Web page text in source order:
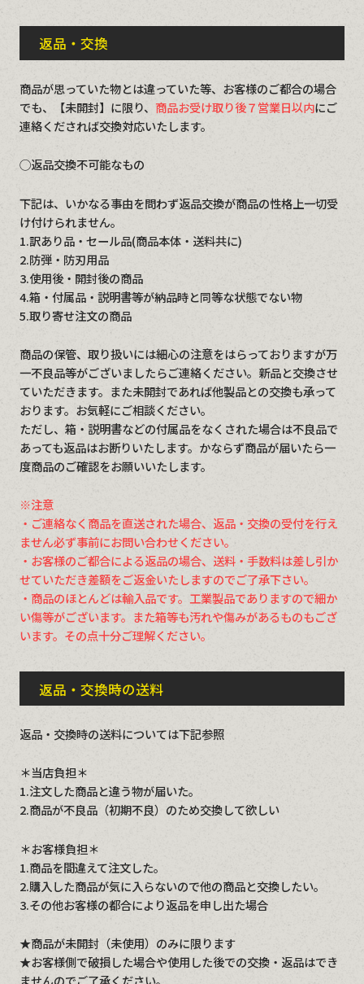
返品・交換
商品が思っていた物とは違っていた等、お客様のご都合の場合
でも、【未開封】に限り、 商品お受け取り後７営業日以内にご
連絡くだされば交換対応いたします。
◯返品交換不可能なもの
下記は、いかなる事由を問わず返品交換が商品の性格上一切受
け付けられません。
1.訳あり品・セール品(商品本体・送料共に)
2.防弾・防刃用品
3.使用後・開封後の商品
4.箱・付属品・説明書等が納品時と同等な状態でない物
5.取り寄せ注文の商品
商品の保管、取り扱いには細心の注意をはらっておりますが万
一不良品等がございましたらご連絡ください。新品と交換させ
ていただきます。また未開封であれば他製品との交換も承って
おります。お気軽にご相談ください。
ただし、箱・説明書などの付属品をなくされた場合は不良品で
あっても返品はお断りいたします。かならず商品が届いたら一
度商品のご確認をお願いいたします。
※注意
・ご連絡なく商品を直送された場合、返品・交換の受付を行え
ません必ず事前にお問い合わせください。
・お客様のご都合による返品の場合、送料・手数料は差し引か
せていただき差額をご返金いたしますのでご了承下さい。
・商品のほとんどは輸入品です。工業製品でありますので細か
い傷等がございます。また箱等も汚れや傷みがあるものもござ
います。その点十分ご理解ください。
返品・交換時の送料
返品・交換時の送料については下記参照
＊当店負担＊
1.注文した商品と違う物が届いた。
2.商品が不良品（初期不良）のため交換して欲しい
＊お客様負担＊
1.商品を間違えて注文した。
2.購入した商品が気に入らないので他の商品と交換したい。
3.その他お客様の都合により返品を申し出た場合
★商品が未開封（未使用）のみに限ります
★お客様側で破損した場合や使用した後での交換・返品はでき
ませんのでご了承ください。